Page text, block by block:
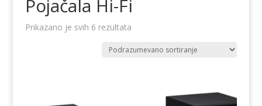
Pojačala Hi-Fi
Prikazano je svih 6 rezultata